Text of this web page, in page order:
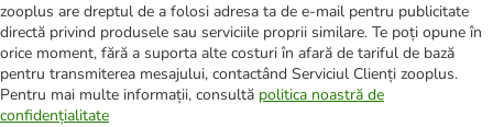
zooplus are dreptul de a folosi adresa ta de e-mail pentru publicitate
directă privind produsele sau serviciile proprii similare. Te poți opune în
orice moment, fără a suporta alte costuri în afară de tariful de bază
pentru transmiterea mesajului, contactând Serviciul Clienți zooplus.
Pentru mai multe informații, consultă politica noastră de
confidențialitate